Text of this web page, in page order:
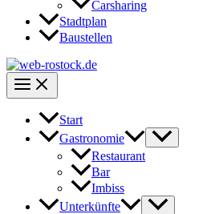
Carsharing
Stadtplan
Baustellen
Start
Gastronomie
Restaurant
Bar
Imbiss
Unterkünfte